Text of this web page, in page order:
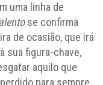
uma linha de
se confirma
de ocasião, que irá
sua figura-chave,
aquilo que
para sempre.